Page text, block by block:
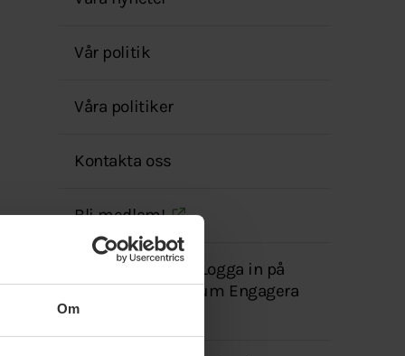
Om
menyn
Vår politik
Våra politiker
Kontakta oss
Bli medlem!
Redan medlem? Logga in på
vårt medlemsforum Engagera
dig!